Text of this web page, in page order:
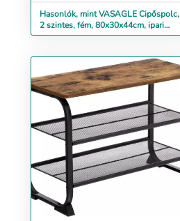
Hasonlók, mint VASAGLE Cipőspolc,
2 szintes, fém, 80x30x44cm, ipari
stílusú, rus...